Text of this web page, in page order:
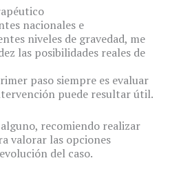
nacionales e
niveles de gravedad, me
las posibilidades reales de
paso siempre es evaluar
puede resultar útil.
recomiendo realizar
valorar las opciones
del caso.